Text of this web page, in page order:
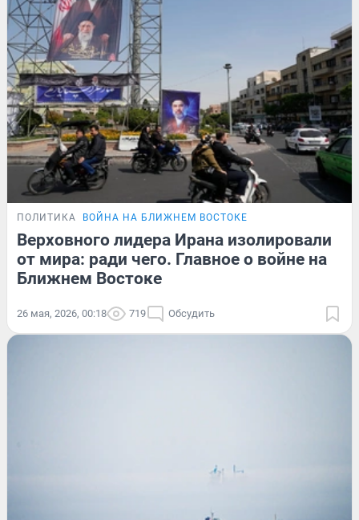
ПОЛИТИКА ВОЙНА НА БЛИЖНЕМ ВОСТОКЕ
Верховного лидера Ирана изолировали
от мира: ради чего. Главное о войне на
Ближнем Востоке
26 мая, 2026, 00:18 719 Обсудить